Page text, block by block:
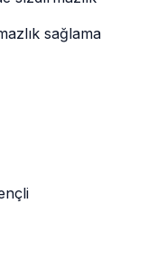
sağlama